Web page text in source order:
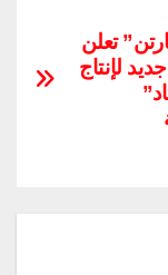
e
dI
n
y
Li
تعلن
لإنتاج